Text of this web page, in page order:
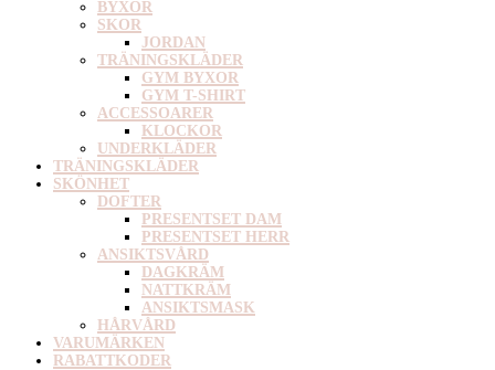
BYXOR
SKOR
JORDAN
TRÄNINGSKLÄDER
GYM BYXOR
GYM T-SHIRT
ACCESSOARER
KLOCKOR
UNDERKLÄDER
TRÄNINGSKLÄDER
SKÖNHET
DOFTER
PRESENTSET DAM
PRESENTSET HERR
ANSIKTSVÅRD
DAGKRÄM
NATTKRÄM
ANSIKTSMASK
HÅRVÅRD
VARUMÄRKEN
RABATTKODER